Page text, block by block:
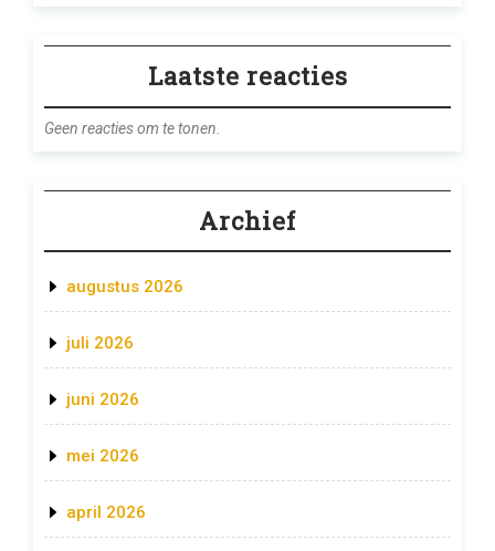
Laatste reacties
Geen reacties om te tonen.
Archief
augustus 2026
juli 2026
juni 2026
mei 2026
april 2026